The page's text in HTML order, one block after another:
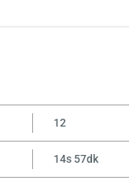
12
14s 57dk